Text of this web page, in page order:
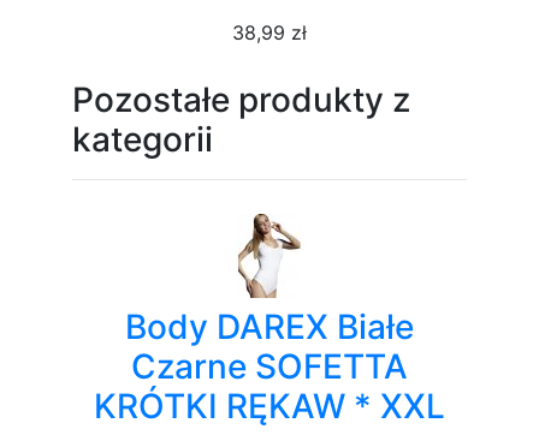
38,99 zł
Pozostałe produkty z
kategorii
Body DAREX Białe
Czarne SOFETTA
KRÓTKI RĘKAW * XXL